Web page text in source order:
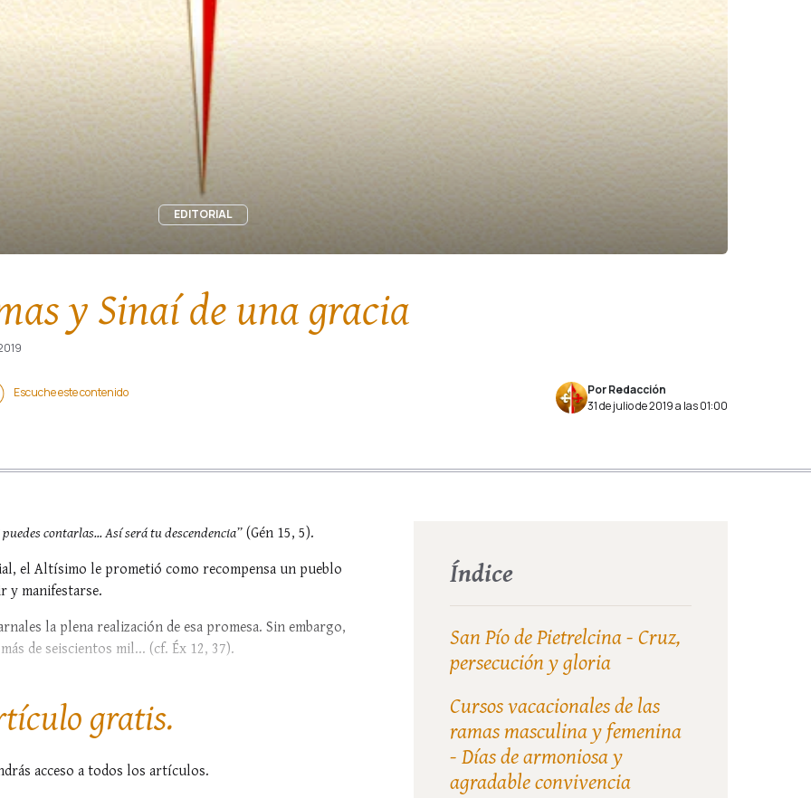
EDITORIAL
y Sinaí de una gracia
Escuche este contenido
Por Redacción
31 de julio de 2019 a las 01:00
contarlas... Así será tu descendencia”(Gén 15, 5).
el Altísimo le prometió como recompensa un pueblo
y manifestarse.
la plena realización de esa promesa. Sin embargo,
de seiscientos mil... (cf. Éx 12, 37).
gratis.
acceso a todos los artículos.
Índice
San Pío de Pietrelcina - Cruz,
persecución y gloria
Cursos vacacionales de las
ramas masculina y femenina
- Días de armoniosa y
agradable convivencia